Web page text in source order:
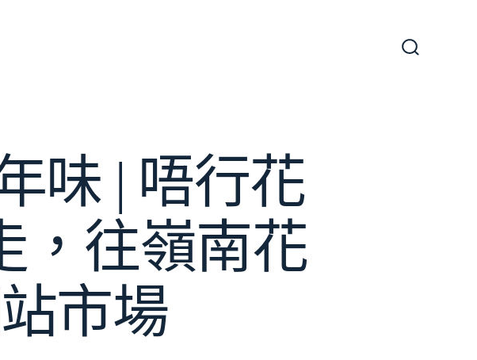
味 | 唔行花
，往嶺南花
市場